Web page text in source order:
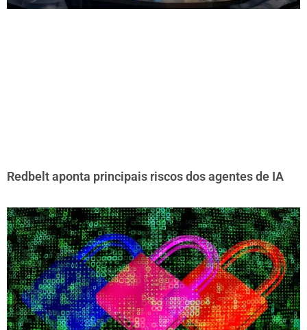
Redbelt aponta principais riscos dos agentes de IA